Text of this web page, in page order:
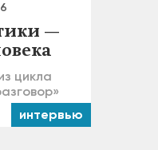
—
цикла
интервью